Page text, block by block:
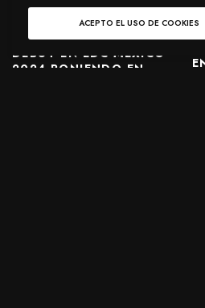
BOTELO HARÁ SU
DEBUT EN EDC MÉXICO
2024 PONIENDO EN
ACEPTO EL USO DE COOKIES